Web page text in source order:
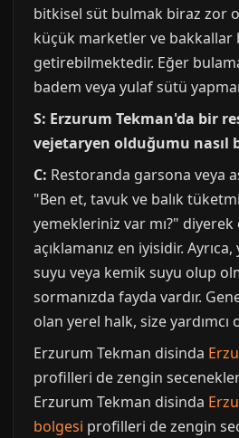
bitkisel süt bulmak biraz zor
küçük marketler ve bakkallar
getirebilmektedir. Eğer
badem veya yulaf sütü
S: Erzurum Tekman'da bir
vejetaryen olduğumu nasıl
C: Restoranda garsona veya
"Ben et, tavuk ve balık
yemekleriniz var mı?"
açıklamanız en iyisidir.
suyu veya kemik suyu olup
sormanızda fayda vardır.
olan yerel halk, size yardımcı
Erzurum Tekman disinda
profilleri de zengin
Erzurum Tekman disinda
bolgesi profilleri de zengin